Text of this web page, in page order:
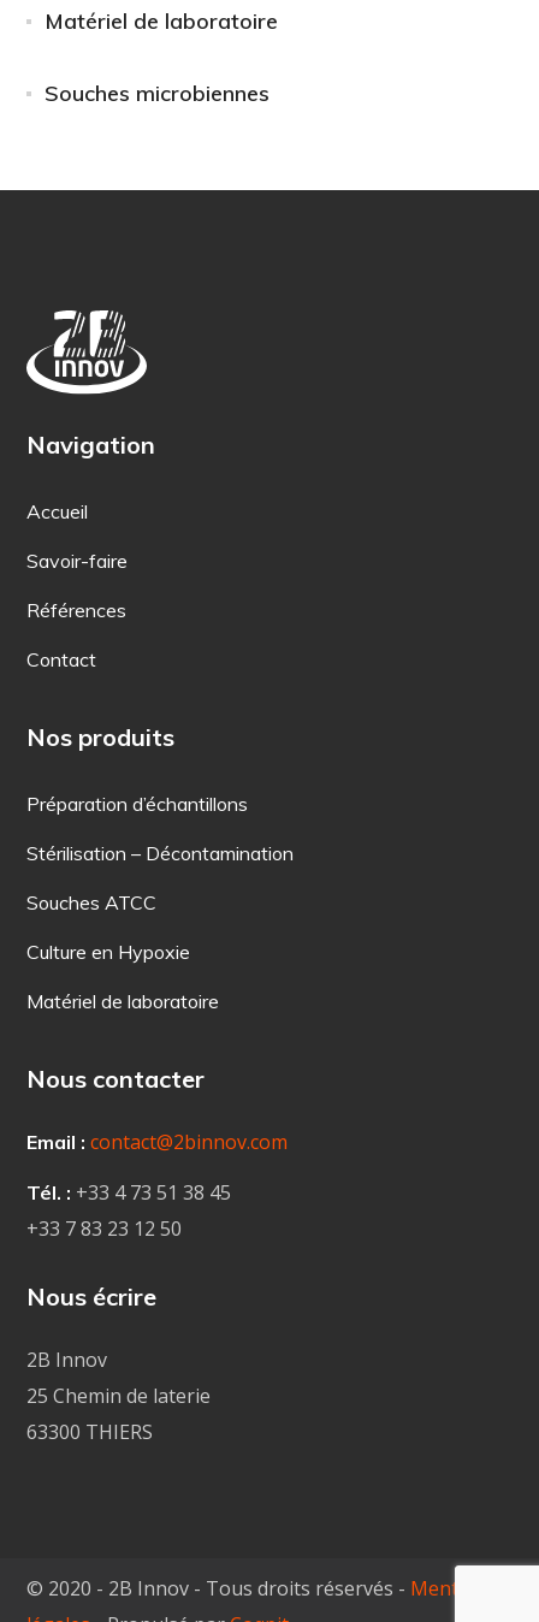
Matériel de laboratoire
Souches microbiennes
Navigation
Accueil
Savoir-faire
Références
Contact
Nos produits
Préparation d’échantillons
Stérilisation – Décontamination
Souches ATCC
Culture en Hypoxie
Matériel de laboratoire
Nous contacter
Email : contact@2binnov.com
Tél. : +33 473 51 38 45
+33 7 83 23 12 50
Nous écrire
2B Innov
25 Chemin de laterie
63300 THIERS
© 2020 - 2B Innov - Tous droits réservés - Mentions